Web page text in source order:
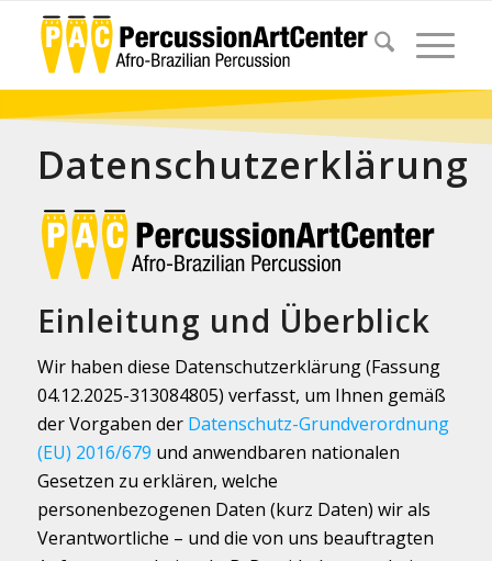
Datenschutzerklärung
Einleitung und Überblick
Wir haben diese Datenschutzerklärung (Fassung
04.12.2025-313084805) verfasst, um Ihnen gemäß
der Vorgaben der Datenschutz-Grundverordnung
(EU) 2016/679 und anwendbaren nationalen
Gesetzen zu erklären, welche
personenbezogenen Daten (kurz Daten) wir als
Verantwortliche – und die von uns beauftragten